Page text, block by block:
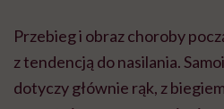
Przebieg i obraz choroby
z tendencją do nasilania.
dotyczy głównie rąk, z